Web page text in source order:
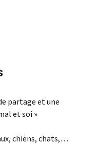
partage et une
et soi »
chiens, chats,…